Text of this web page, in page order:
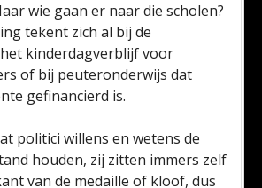
wie gaan er naar die scholen?
tekent zich al bij de
kinderdagverblijf voor
of bij peuteronderwijs dat
gefinancierd is.
politici willens en wetens de
houden, zij zitten immers zelf
van de medaille of kloof, dus